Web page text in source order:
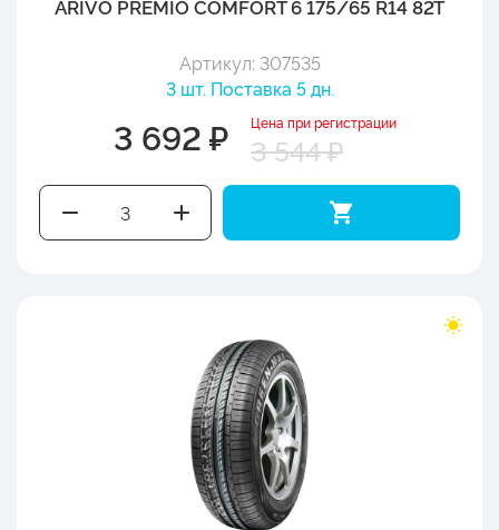
ARIVO PREMIO COMFORT 6 175/65 R14 82T
Артикул: 307535
3 шт. Поставка 5 дн.
3 692 ₽ Цена при регистрации
3 544 ₽